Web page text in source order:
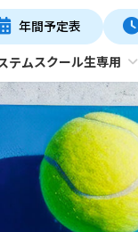
年間予定表
テムスクール生専用